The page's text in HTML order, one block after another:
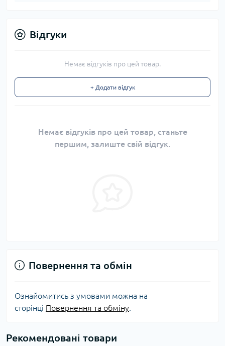
Відгуки
Немає відгуків про цей товар.
+ Додати відгук
Немає відгуків про цей товар, станьте
першим, залиште свій відгук.
Повернення та обмін
Ознайомитись з умовами можна на
сторінці Повернення та обміну
Рекомендовані товари